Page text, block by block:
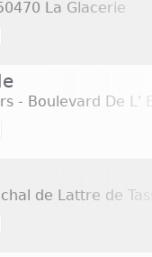
La Glacerie
- Boulevard De L'
de Lattre de